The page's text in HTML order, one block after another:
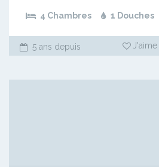
4 Chambres 1 Douches
5 ans depuis J'aime